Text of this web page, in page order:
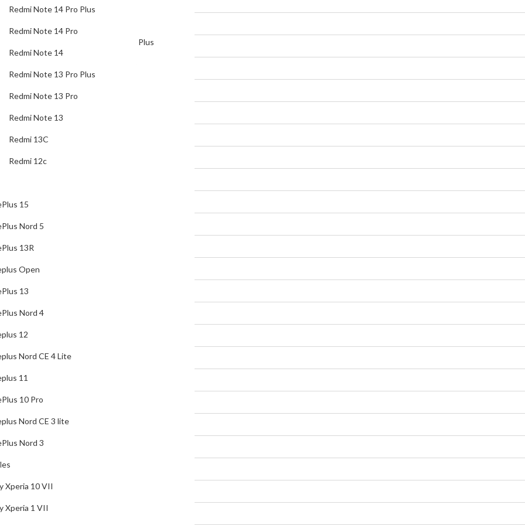
Redmi Note 13 Pro Plus
Redmi Note 14 Pro Plus
Redmi Note 14 Pro
Redmi Note 14
Redmi Note 13 Pro Plus
Redmi Note 13 Pro
Redmi Note 13
Redmi 13C
Redmi 12c
15
Nord 5
13R
Open
13
Nord 4
12
Nord CE 4 Lite
11
10 Pro
Nord CE 3 lite
Nord 3
Xperia 10 VII
Xperia 1 VII